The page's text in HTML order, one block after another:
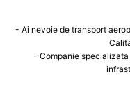
- Ai nevoie de transport
- Companie